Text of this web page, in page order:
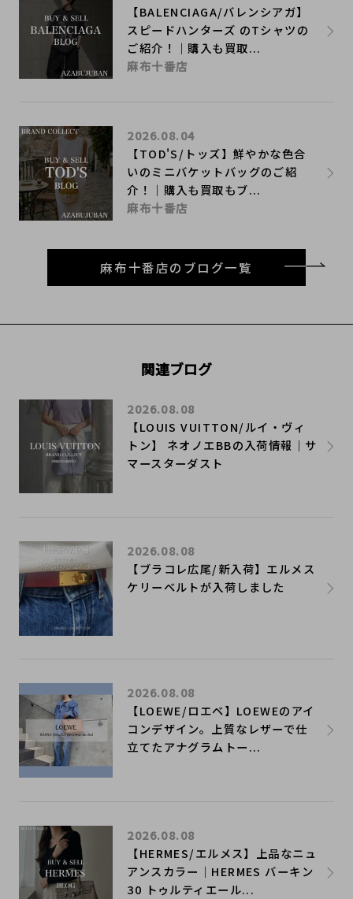
【BALENCIAGA/バレンシアガ】
スピードハンターズ のTシャツの
ご紹介！｜購入も買取...
麻布十番店
【TOD'S/トッズ】鮮やかな色合
いのミニバケットバッグのご紹
介！｜購入も買取もブ...
2026.08.04
麻布十番店
麻布十番店のブログ一覧
関連ブログ
【LOUIS VUITTON/ルイ・ヴィ
トン】 ネオノエBBの入荷情報｜サ
マースターダスト
2026.08.08
【ブラコレ広尾/新入荷】エルメス
ケリーベルトが入荷しました
2026.08.08
【LOEWE/ロエベ】LOEWEのアイ
コンデザイン。上質なレザーで仕
立てたアナグラムトー...
2026.08.08
【HERMES/エルメス】上品なニュ
アンスカラー｜HERMES バーキン
30 トゥルティエール...
2026.08.08